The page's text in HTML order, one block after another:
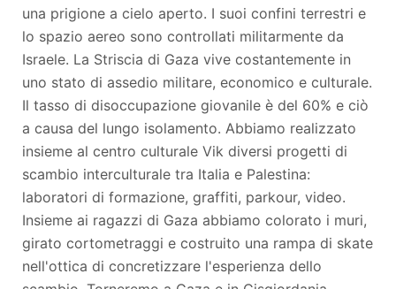
una prigione a cielo aperto. I suoi confini terrestri e
lo spazio aereo sono controllati militarmente da
Israele. La Striscia di Gaza vive costantemente in
uno stato di assedio militare, economico e culturale.
Il tasso di disoccupazione giovanile è del 60% e ciò
a causa del lungo isolamento. Abbiamo realizzato
insieme al centro culturale Vik diversi progetti di
scambio interculturale tra Italia e Palestina:
laboratori di formazione, graffiti, parkour, video.
Insieme ai ragazzi di Gaza abbiamo colorato i muri,
girato cortometraggi e costruito una rampa di skate
nell'ottica di concretizzare l'esperienza dello